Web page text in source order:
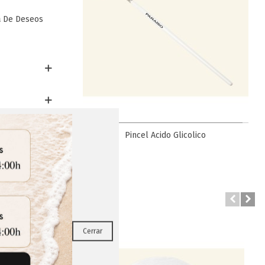
De Deseos
Facial Favorito
Pincel Acido Glicolico
Cerrar